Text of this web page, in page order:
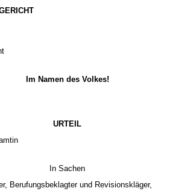
Im Na­men des Vol­kes!
UR­TEIL
In Sa­chen
Be­ru­fungs­be­klag­ter und Re­vi­si­onskläger,